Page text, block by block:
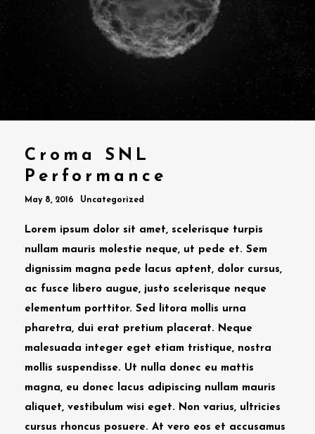
Croma SNL
Performance
May 8, 2016 Uncategorized
Lorem ipsum dolor sit amet, scelerisque turpis
nullam mauris molestie neque, ut pede et. Sem
dignissim magna pede lacus aptent, dolor cursus,
ac fusce libero augue, justo scelerisque neque
elementum porttitor. Sed litora mollis urna
pharetra, dui erat pretium placerat. Neque
malesuada integer eget etiam tristique, nostra
mollis suspendisse. Ut nulla donec eu mattis
magna, eu donec lacus adipiscing nullam mauris
aliquet, vestibulum wisi eget. Non varius, ultricies
cursus rhoncus posuere. At vero eos et accusamus